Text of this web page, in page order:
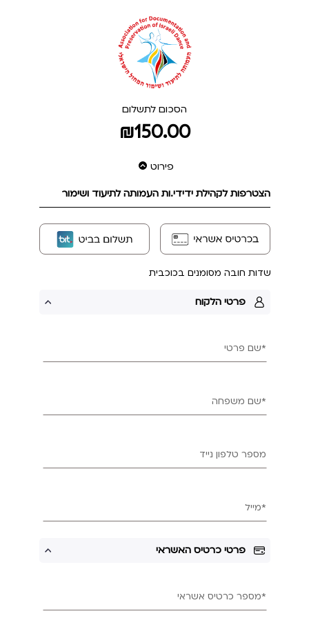
הסכום לתשלום
₪150.00
פירוט
הצטרפות לקהילת ידידי.ות העמותה לתיעוד ושימור
שדות חובה מסומנים בכוכבית
פרטי הלקוח
*שם פרטי
*שם משפחה
מספר טלפון נייד
*מייל
פרטי כרטיס האשראי
*מספר כרטיס אשראי